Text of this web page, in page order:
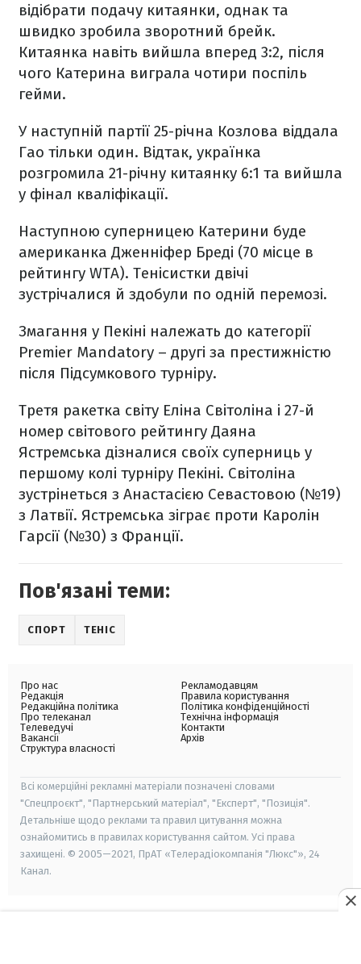
відібрати подачу китаянки, однак та
швидко зробила зворотний брейк.
Китаянка навіть вийшла вперед 3:2, після
чого Катерина виграла чотири поспіль
гейми.
У наступній партії 25-річна Козлова віддала
Гао тільки один. Відтак, українка
розгромила 21-річну китаянку 6:1 та вийшла
у фінал кваліфікації.
Наступною суперницею Катерини буде
американка Дженніфер Бреді (70 місце в
рейтингу WTA). Тенісистки двічі
зустрічалися й здобули по одній перемозі.
Змагання у Пекіні належать до категорії
Premier Mandatory – другі за престижністю
після Підсумкового турніру.
Третя ракетка світу Еліна Світоліна і 27-й
номер світового рейтингу Даяна
Ястремська дізналися своїх суперниць у
першому колі турніру Пекіні. Світоліна
зустрінеться з Анастасією Севастовою (№19)
з Латвії. Ястремська зіграє проти Каролін
Гарсії (№30) з Франції.
Пов'язані теми:
СПОРТ ТЕНІС
Про нас
Редакція
Редакційна політика
Про телеканал
Телеведучі
Вакансії
Структура власності
Рекламодавцям
Правила користування
Політика конфіденційності
Технічна інформація
Контакти
Архів
Всі комерційні рекламні матеріали позначені словами
"Спецпроєкт", "Партнерський матеріал", "Експерт", "Позиція".
Детальніше щодо реклами та правил цитування можна
ознайомитись в правилах користування сайтом. Усі права
захищені. © 2005—2021, ПрАТ «Телерадіокомпанія "Люкс"», 24
Канал.